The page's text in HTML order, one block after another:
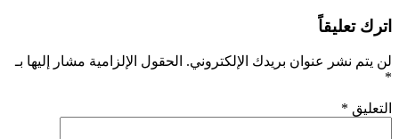
اترك تعليقاً
لن يتم نشر عنوان بريدك الإلكتروني. الحقول الإلزامية مشار إليها بـ
*
التعليق *